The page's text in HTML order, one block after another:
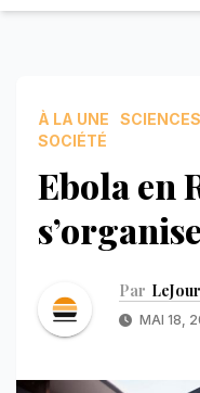
À LA UNE
SOCIÉTÉ
Ebola en
Par LeJour
MAI 18,